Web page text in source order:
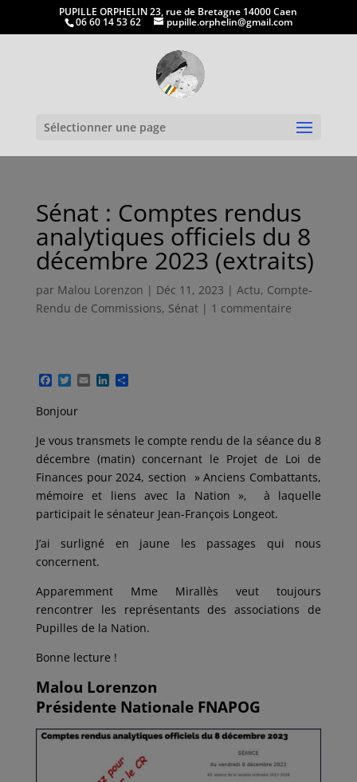
PUPILLE ORPHELIN 23, rue de Bretagne 14000 Caen
06 60 14 53 62 pupille.orphelin@gmail.com
Sélectionner une page
Sénat : Comptes rendus
analytiques officiels du 8
décembre 2023 (extraits)
par Malou Lorenzon | Déc 11, 2023 | Actu, Compte-
Rendu de Commissions, Sénat| 1 commentaire
F
c
e
o
o
T
i
t
e
r
E L
d
I
n
P
g
e
r
Bonjour
Je vous transmets le compte rendu de la séance du 8
décembre (matin) concernant le Projet de Loi de
Finances pour 2024, section » Anciens Combattants,
mémoire et liens avec la Nation », à laquelle
participait le sénateur Jean-François Longeot.
J’ai surligné en jaune les passages qui nous
concernent.
Apparemment Mme Mirallès veut toujours
rencontrer les représentants des associations de
Pupilles de la Nation.
Bonne lecture !
Malou Lorenzon
Présidente Nationale FNAPOG